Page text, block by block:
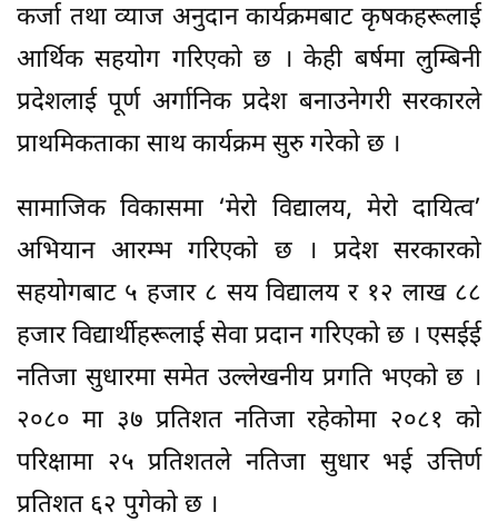
कर्जा तथा व्याज अनुदान कार्यक्रमबाट कृषकहरूलाई
आर्थिक सहयोग गरिएको छ । केही बर्षमा लुम्बिनी
प्रदेशलाई पूर्ण अर्गानिक प्रदेश बनाउनेगरी सरकारले
प्राथमिकताका साथ कार्यक्रम सुरु गरेको छ ।
सामाजिक विकासमा ‘मेरो विद्यालय, मेरो दायित्व’
अभियान आरम्भ गरिएको छ । प्रदेश सरकारको
सहयोगबाट ५ हजार ८ सय विद्यालय र १२ लाख ८८
हजार विद्यार्थीहरूलाई सेवा प्रदान गरिएको छ । एसईई
नतिजा सुधारमा समेत उल्लेखनीय प्रगति भएको छ ।
२०८० मा ३७ प्रतिशत नतिजा रहेकोमा २०८१ को
परिक्षामा २५ प्रतिशतले नतिजा सुधार भई उत्तिर्ण
प्रतिशत ६२ पुगेको छ ।